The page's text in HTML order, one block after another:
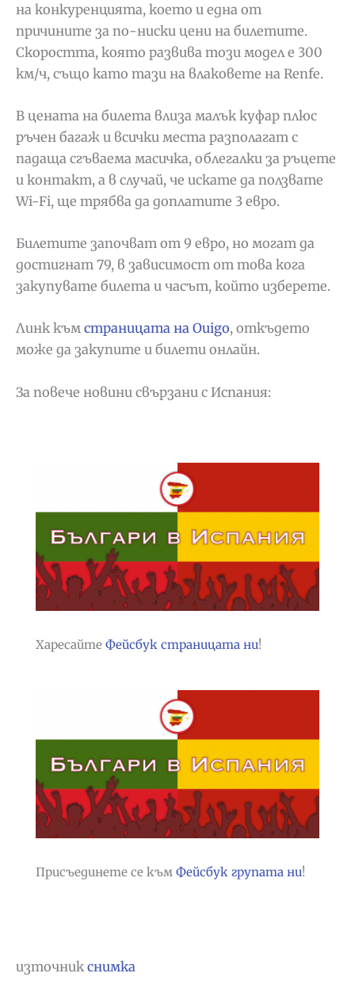
на конкуренцията, което и една от
причините за по-ниски цени на билетите.
Скоростта, която развива този модел е 300
км/ч, също като тази на влаковете на Renfe.
В цената на билета влиза малък куфар плюс
ръчен багаж и всички места разполагат с
падаща сгъваема масичка, облегалки за ръцете
и контакт, а в случай, че искате да ползвате
Wi-Fi, ще трябва да доплатите 3 евро.
Билетите започват от 9 евро, но могат да
достигнат 79, в зависимост от това кога
закупувате билета и часът, който изберете.
Линк към страницата на Ouigo, откъдето
може да закупите и билети онлайн.
За повече новини свързани с Испания:
Харесайте Фейсбук страницата ни!
Присъединете се към Фейсбук групата ни!
източникснимка